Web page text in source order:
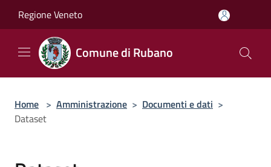
Regione Veneto
Comune di Rubano
Home > Amministrazione > Documenti e dati >
Dataset